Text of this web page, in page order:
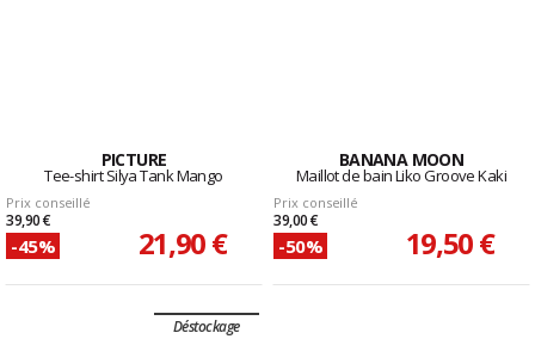
PICTURE
Tee-shirt Silya Tank Mango
Prix conseillé
39,90 €
-45% 21,90 €
BANANA MOON
Maillot de bain Liko Groove Kaki
Prix conseillé
39,00 €
-50% 19,50 €
Déstockage